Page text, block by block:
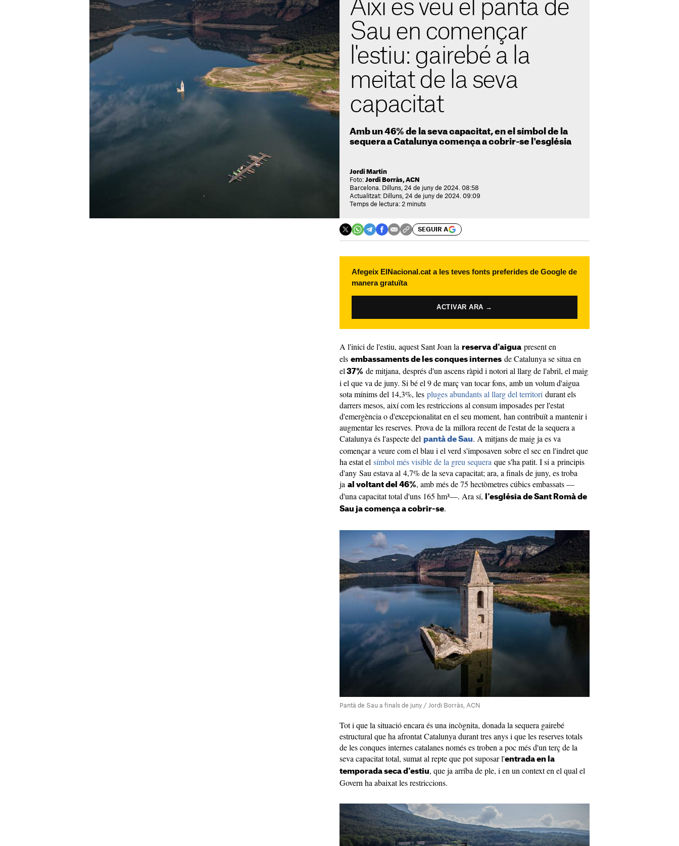
Així es veu el pantà de
Sau en començar
l'estiu: gairebé a la
meitat de la seva
capacitat
Amb un 46% de la seva capacitat, en el símbol de la
sequera a Catalunya comença a cobrir-se l'església
Jordi Martín
Foto: Jordi Borràs, ACN
Barcelona. Dilluns, 24 de juny de 2024. 08:58
Actualitzat: Dilluns, 24 de juny de 2024. 09:09
Temps de lectura: 2 minuts
SEGUIR A
Afegeix ElNacional.cat a les teves fonts preferides de Google de
manera gratuïta
ACTIVAR ARA →
A l'inici de l'estiu, aquest Sant Joan la reserva d'aigua present en
els embassaments de les conques internes de Catalunya se situa en
el 37% de mitjana, després d'un ascens ràpid i notori al llarg de l'abril, el maig
i el que va de juny. Si bé el 9 de març van tocar fons, amb un volum d'aigua
sota mínims del 14,3%, les pluges abundants al llarg del territori durant els
darrers mesos, així com les restriccions al consum imposades per l'estat
d'emergència o d'excepcionalitat en el seu moment, han contribuït a mantenir i
augmentar les reserves. Prova de la millora recent de l'estat de la sequera a
Catalunya és l'aspecte del pantà de Sau. A mitjans de maig ja es va
començar a veure com el blau i el verd s'imposaven sobre el sec en l'indret que
ha estat el símbol més visible de la greu sequera que s'ha patit. I si a principis
d'any Sau estava al 4,7% de la seva capacitat; ara, a finals de juny, es troba
ja al voltant del 46%, amb més de 75 hectòmetres cúbics embassats —
d'una capacitat total d'uns 165 hm³—. Ara sí,
l'església de Sant Romà de
Sau ja comença a cobrir-se.
Pantà de Sau a finals de juny / Jordi Borràs, ACN
Tot i que la situació encara és una incògnita, donada la sequera gairebé
estructural que ha afrontat Catalunya durant tres anys i que les reserves totals
de les conques internes catalanes només es troben a poc més d'un terç de la
seva capacitat total, sumat al repte que pot suposar l'entrada en la
temporada seca d'estiu, que ja arriba de ple, i en un context en el qual el
Govern ha abaixat les restriccions.